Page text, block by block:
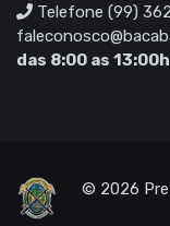
Telefone (99)
das 8:00 as
© 2026